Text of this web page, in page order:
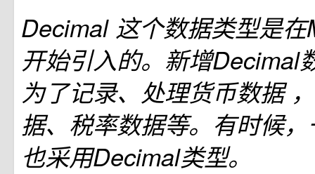
Decimal 这个数据类型是
开始引入的。新增Decimal
为了记录、处理货币数据
据、税率数据等。有时候
也采用Decimal类型。